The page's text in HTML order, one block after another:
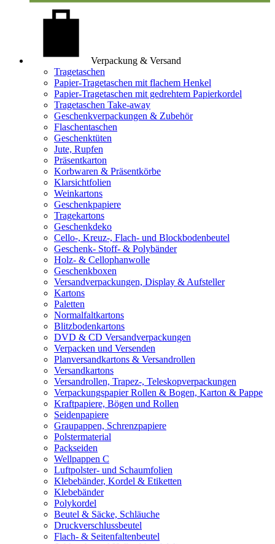
Verpackung & Versand
Tragetaschen
Papier-Tragetaschen mit flachem Henkel
Papier-Tragetaschen mit gedrehtem Papierkordel
Tragetaschen Take-away
Geschenkverpackungen & Zubehör
Flaschentaschen
Geschenktüten
Jute, Rupfen
Präsentkarton
Korbwaren & Präsentkörbe
Klarsichtfolien
Weinkartons
Geschenkpapiere
Tragekartons
Geschenkdeko
Cello-, Kreuz-, Flach- und Blockbodenbeutel
Geschenk- Stoff- & Polybänder
Holz- & Cellophanwolle
Geschenkboxen
Versandverpackungen, Display & Aufsteller
Kartons
Paletten
Normalfaltkartons
Blitzbodenkartons
DVD & CD Versandverpackungen
Verpacken und Versenden
Planversandkartons & Versandrollen
Versandkartons
Versandrollen, Trapez-, Teleskopverpackungen
Verpackungspapier Rollen & Bogen, Karton & Pappe
Kraftpapiere, Bögen und Rollen
Seidenpapiere
Graupappen, Schrenzpapiere
Polstermaterial
Packseiden
Wellpappen C
Luftpolster- und Schaumfolien
Klebebänder, Kordel & Etiketten
Klebebänder
Polykordel
Beutel & Säcke, Schläuche
Druckverschlussbeutel
Flach- & Seitenfaltenbeutel